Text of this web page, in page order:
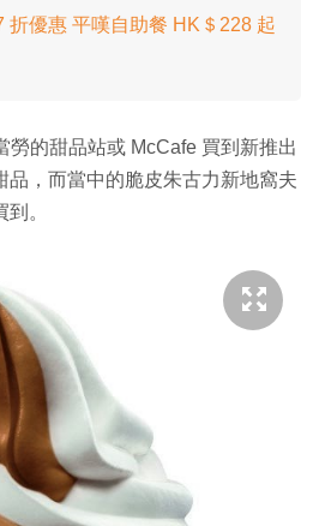
折優惠 平嘆自助餐 HK＄228 起
勞的甜品站或 McCafe 買到新推出
品，而當中的脆皮朱古力新地窩夫
。